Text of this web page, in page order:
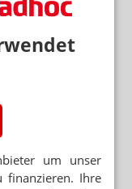
um unser
finanzieren. Ihre
werden